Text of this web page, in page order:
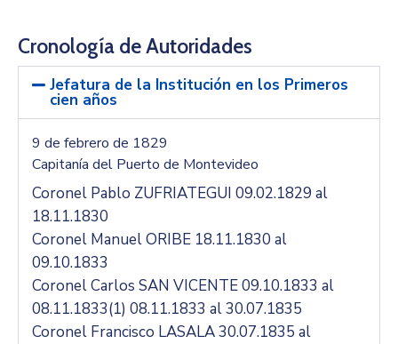
Cronología de Autoridades
Jefatura de la Institución en los Primeros
cien años
9 de febrero de 1829
Capitanía del Puerto de Montevideo
Coronel Pablo ZUFRIATEGUI 09.02.1829 al
18.11.1830
Coronel Manuel ORIBE 18.11.1830 al
09.10.1833
Coronel Carlos SAN VICENTE 09.10.1833 al
08.11.1833(1) 08.11.1833 al 30.07.1835
Coronel Francisco LASALA 30.07.1835 al